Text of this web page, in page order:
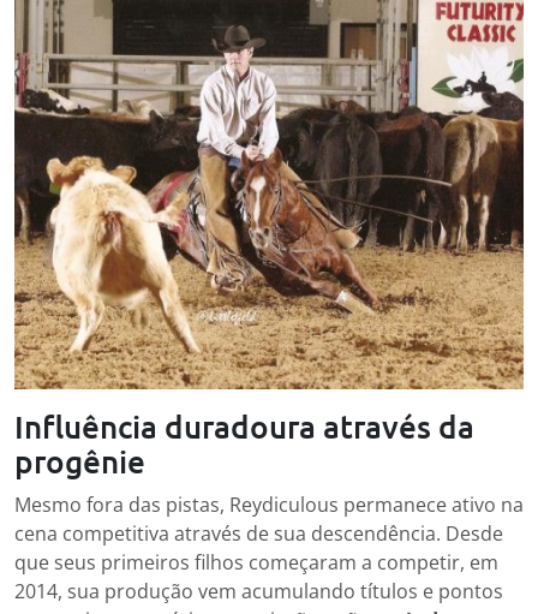
Influência duradoura através da
progênie
Mesmo fora das pistas, Reydiculous permanece ativo na
cena competitiva através de sua descendência. Desde
que seus primeiros filhos começaram a competir, em
2014, sua produção vem acumulando títulos e pontos